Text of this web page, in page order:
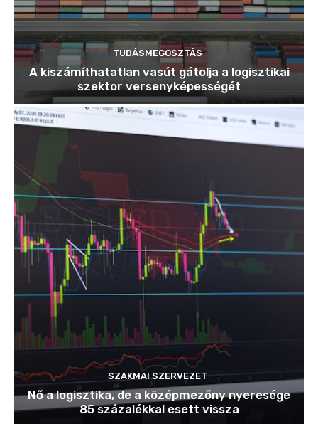
TUDÁSMEGOSZTÁS
A kiszámíthatatlan vasút gátolja a logisztikai
szektor versenyképességét
SZAKMAI SZERVEZET
Nő a logisztika, de a középmezőny nyeresége
85 százalékkal esett vissza